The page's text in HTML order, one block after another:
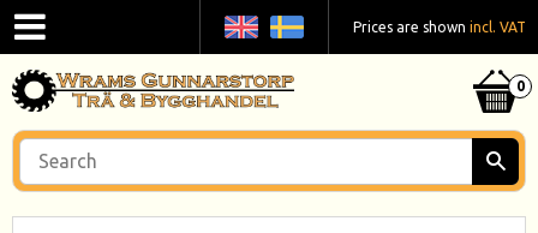
Prices are shown incl. VAT